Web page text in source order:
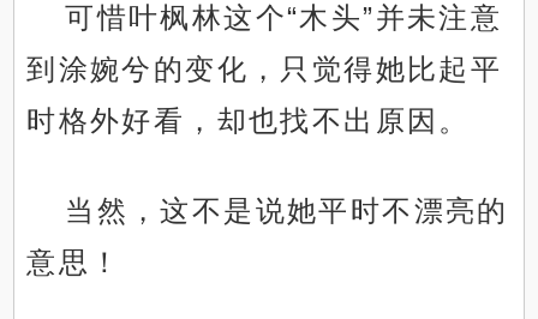
可惜叶枫林这个“木头”并未注意
到涂婉兮的变化，只觉得她比起平
时格外好看，却也找不出原因。
当然，这不是说她平时不漂亮的
意思！